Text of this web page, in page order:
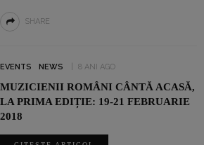
SHARE
EVENTS NEWS 8 ANI AGO
MUZICIENII ROMÂNI CÂNTĂ ACASĂ,
LA PRIMA EDIȚIE: 19-21 FEBRUARIE
2018